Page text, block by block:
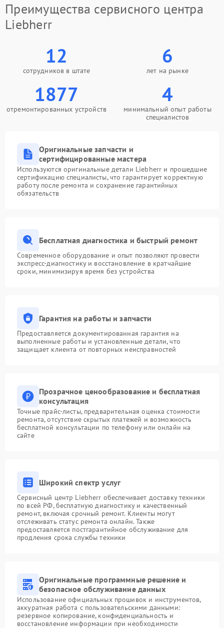
Преимущества сервисного центра
Liebherr
12
сотрудников в штате
6
лет на рынке
1877
отремонтированных устройств
4
минимальный опыт работы
специалистов
Оригинальные запчасти и
сертифицированные мастера
Используются оригинальные детали Liebherr и прошедшие
сертификацию специалисты, что гарантирует корректную
работу после ремонта и сохранение гарантийных
обязательств
Бесплатная диагностика и быстрый ремонт
Современное оборудование и опыт позволяют провести
экспресс-диагностику и восстановление в кратчайшие
сроки, минимизируя время без устройства
Гарантия на работы и запчасти
Предоставляется документированная гарантия на
выполненные работы и установленные детали, что
защищает клиента от повторных неисправностей
Прозрачное ценообразование и бесплатная
консультация
Точные прайс-листы, предварительная оценка стоимости
ремонта, отсутствие скрытых платежей и возможность
бесплатной консультации по телефону или онлайн на
сайте
Широкий спектр услуг
Сервисный центр Liebherr обеспечивает доставку техники
по всей РФ, бесплатную диагностику и качественный
ремонт, включая срочный ремонт. Клиенты могут
отслеживать статус ремонта онлайн. Также
предоставляется постгарантийное обслуживание для
продления срока службы техники
Оригинальные программные решение и
безопасное обслуживание данных
Использование официальных прошивок и инструментов,
аккуратная работа с пользовательскими данными:
резервное копирование, конфиденциальность и
восстановление информации при необходимости